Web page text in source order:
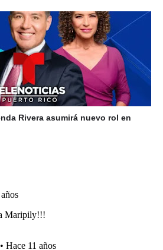
Rivera asumirá nuevo rol en